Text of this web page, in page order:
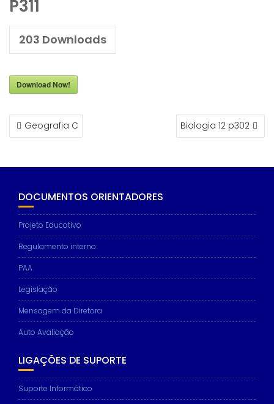
P311
203 Downloads
Download Now!
NAVEGAÇÃO
DEGeografia C Biologia 12 p302
DOCUMENTOS ORIENTADORES
Projeto Educativo
Regulamento interno
PAA
Legislação
Mensagem da Diretora
Auto Avaliação
LIGAÇÕES DE SUPORTE
Suporte Informático